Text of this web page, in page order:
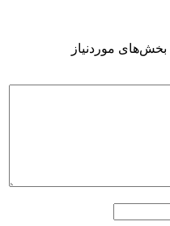
بخش‌های موردنیاز